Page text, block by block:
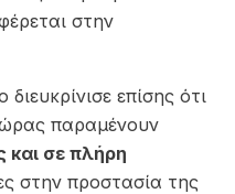
στην
διευκρίνισε επίσης ότι
παραμένουν
και σε πλήρη
στην προστασία της